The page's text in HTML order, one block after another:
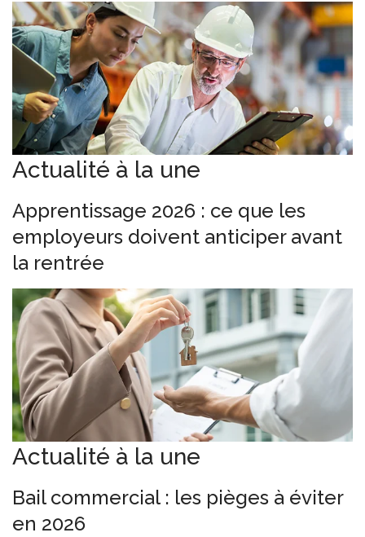
Actualité à la une
Apprentissage 2026 : ce que les
employeurs doivent anticiper avant
la rentrée
Actualité à la une
Bail commercial : les pièges à éviter
en 2026